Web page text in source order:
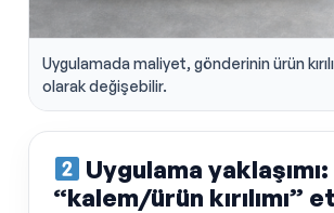
Uygulamada maliyet, gönderinin ürün
olarak değişebilir.
Uygulama
“kalem/ürün kırılımı”